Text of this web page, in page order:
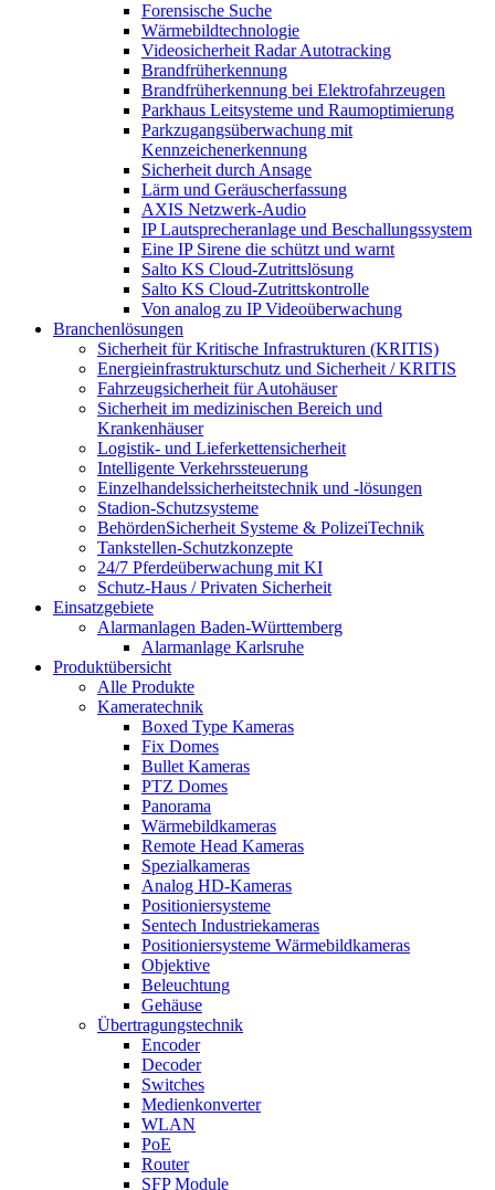
Forensische Suche
Wärmebildtechnologie
Videosicherheit Radar Autotracking​
Brandfrüherkennung
Brandfrüherkennung bei Elektrofahrzeugen
Parkhaus Leitsysteme und Raumoptimierung
Parkzugangsüberwachung mit
Kennzeichenerkennung
Sicherheit durch Ansage
Lärm und Geräuscherfassung
AXIS Netzwerk-Audio
IP Lautsprecheranlage und Beschallungssystem
Eine IP Sirene die schützt und warnt
Salto KS Cloud-Zutrittslösung
Salto KS Cloud-Zutrittskontrolle
Von analog zu IP Videoüberwachung
Branchenlösungen
Sicherheit für Kritische Infrastrukturen (KRITIS)
Energieinfrastrukturschutz und Sicherheit / KRITIS
Fahrzeugsicherheit für Autohäuser
Sicherheit im medizinischen Bereich und
Krankenhäuser
Logistik- und Lieferkettensicherheit
Intelligente Verkehrssteuerung
Einzelhandelssicherheitstechnik und -lösungen
Stadion-Schutzsysteme
BehördenSicherheit Systeme & PolizeiTechnik
Tankstellen-Schutzkonzepte​
24/7 Pferdeüberwachung mit KI
Schutz-Haus / Privaten Sicherheit
Einsatzgebiete
Alarmanlagen Baden-Württemberg
Alarmanlage Karlsruhe
Produktübersicht
Alle Produkte
Kameratechnik
Boxed Type Kameras
Fix Domes
Bullet Kameras
PTZ Domes
Panorama
Wärmebildkameras
Remote Head Kameras
Spezialkameras
Analog HD-Kameras
Positioniersysteme
Sentech Industriekameras
Positioniersysteme Wärmebildkameras
Objektive
Beleuchtung
Gehäuse
Übertragungstechnik
Encoder
Decoder
Switches
Medienkonverter
WLAN
PoE
Router
SFP Module